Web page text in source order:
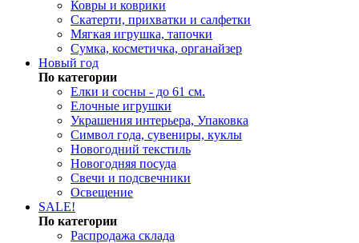
Ковры и коврики
Скатерти, прихватки и салфетки
Мягкая игрушка, тапочки
Сумка, косметичка, органайзер
Новый год
По категории
Елки и сосны - до 61 см.
Елочные игрушки
Украшения интерьера, Упаковка
Символ года, сувениры, куклы
Новогодний текстиль
Новогодняя посуда
Свечи и подсвечники
Освещение
SALE!
По категории
Распродажа склада